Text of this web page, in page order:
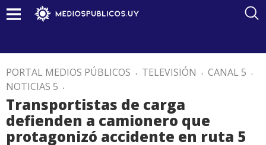
PORTAL MEDIOS PÚBLICOS . TELEVISIÓN . CANAL 5 .
NOTICIAS 5 .
Transportistas de carga
defienden a camionero que
protagonizó accidente en ruta 5